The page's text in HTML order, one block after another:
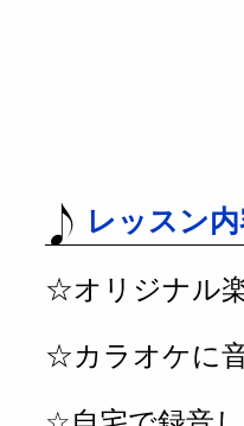
レッスン
☆オリジナル
☆カラオケに